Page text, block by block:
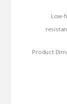
Low-
Product